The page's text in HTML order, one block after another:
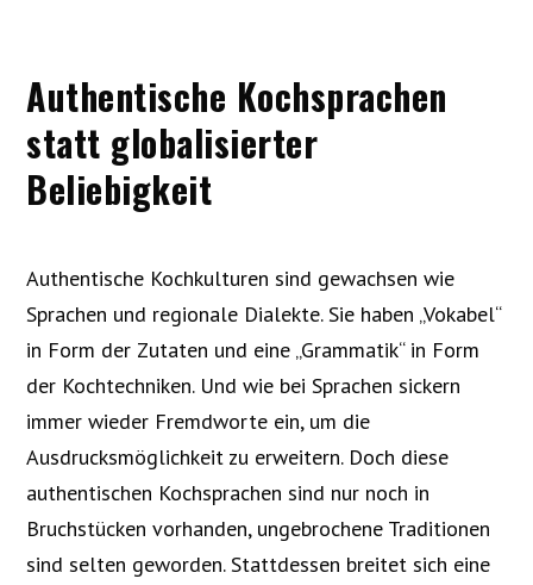
Authentische Kochsprachen
statt globalisierter
Beliebigkeit
Authentische Kochkulturen sind gewachsen wie
Sprachen und regionale Dialekte. Sie haben „Vokabel“
in Form der Zutaten und eine „Grammatik“ in Form
der Kochtechniken. Und wie bei Sprachen sickern
immer wieder Fremdworte ein, um die
Ausdrucksmöglichkeit zu erweitern. Doch diese
authentischen Kochsprachen sind nur noch in
Bruchstücken vorhanden, ungebrochene Traditionen
sind selten geworden. Stattdessen breitet sich eine